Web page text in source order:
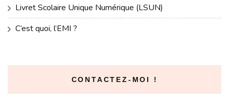
Livret Scolaire Unique Numérique (LSUN)
C’est quoi, l’EMI ?
CONTACTEZ-MOI !